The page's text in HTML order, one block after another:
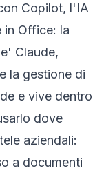
Copilot, l'IA
in Office: la
Claude,
la gestione di
e vive dentro
dove
aziendali:
a documenti